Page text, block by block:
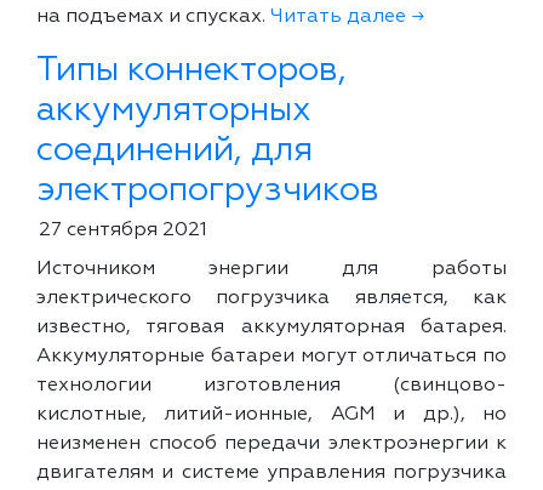
на подъемах и спусках. Читать далее →
Типы коннекторов,
аккумуляторных
соединений, для
электропогрузчиков
27 сентября 2021
Источником энергии для работы
электрического погрузчика является, как
известно, тяговая аккумуляторная батарея.
Аккумуляторные батареи могут отличаться по
технологии изготовления (свинцово-
кислотные, литий-ионные, AGM и др.), но
неизменен способ передачи электроэнергии к
двигателям и системе управления погрузчика